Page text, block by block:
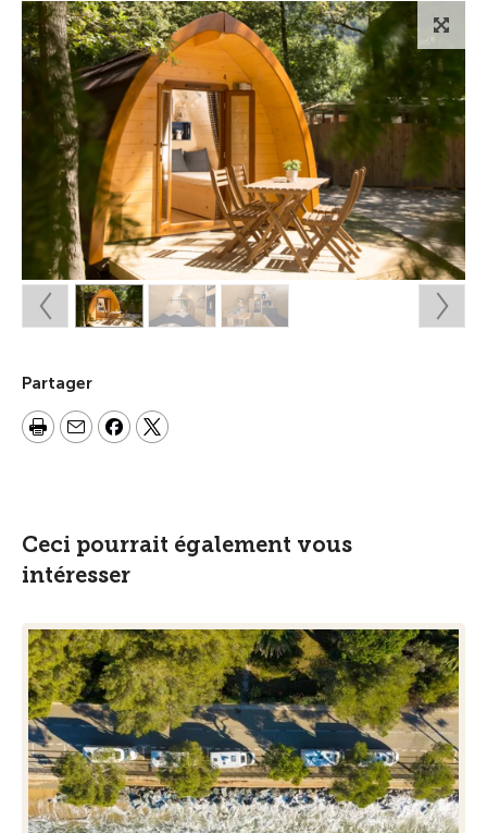
Partager
Ceci pourrait également vous
intéresser